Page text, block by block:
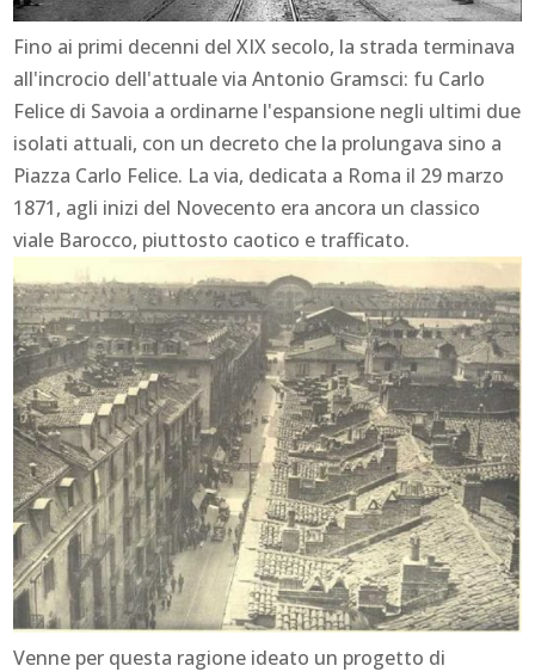
Fino ai primi decenni del XIX secolo, la strada terminava
all'incrocio dell'attuale via Antonio Gramsci: fu Carlo
Felice di Savoia a ordinarne l'espansione negli ultimi due
isolati attuali, con un decreto che la prolungava sino a
Piazza Carlo Felice. La via, dedicata a Roma il 29 marzo
1871, agli inizi del Novecento era ancora un classico
viale Barocco, piuttosto caotico e trafficato.
Venne per questa ragione ideato un progetto di